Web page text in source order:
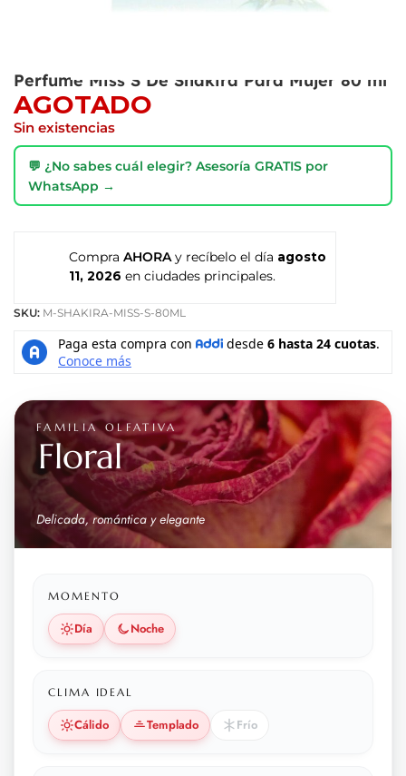
Perfume Miss S De Shakira Para Mujer 80 ml
AGOTADO
Sin existencias
💬 ¿No sabes cuál elegir? Asesoría GRATIS por
WhatsApp →
Compra AHORA y recíbelo el día agosto
11, 2026 en ciudades principales.
SKU: M-SHAKIRA-MISS-S-80ML
FAMILIA OLFATIVA
Floral
Delicada, romántica y elegante
MOMENTO
Día Noche
CLIMA IDEAL
Cálido Templado Frío